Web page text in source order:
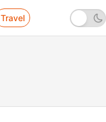
Travel